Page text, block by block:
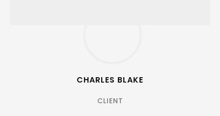
CHARLES BLAKE
CLIENT